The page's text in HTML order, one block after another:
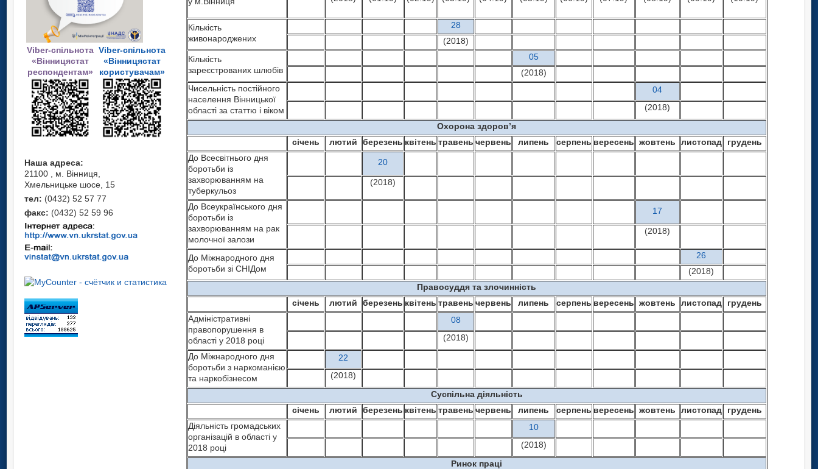
Viber-спільнота
«Вінницястат
респондентам»
Viber-спільнота
«Вінницястат
користувачам»
Наша адреса:
21100 , м. Вінниця,
Хмельницьке шосе, 15
тел: (0432) 52 57 77
факс: (0432) 52 59 96
Кількість
живонароджених
28
(2018)
Кількість
зареєстрованих шлюбів
05
(2018)
Чисельність постійного
населення Вінницької
області за статтю і віком
04
(2018)
Охорона здоров’я
січень
лютий березень квітень травень червень липень серпень вересень жовтень листопад
грудень
До Всесвітнього дня
боротьби із
захворюванням на
туберкульоз
20
(2018)
До Всеукраїнського дня
боротьби із
захворюванням на рак
молочної залози
17
(2018)
До Міжнародного дня
боротьби зі СНІДом
26
(2018)
Правосуддя та злочинність
січень
лютий березень квітень травень червень липень серпень вересень жовтень листопад
грудень
Адміністративні
правопорушення в
області у 2018 році
08
(2018)
До Міжнародного дня
боротьби з наркоманією
та наркобізнесом
22
(2018)
Суспільна діяльність
січень
лютий березень квітень травень червень липень серпень вересень жовтень листопад
грудень
Діяльність громадських
організацій в області у
2018 році
10
(2018)
Ринок праці